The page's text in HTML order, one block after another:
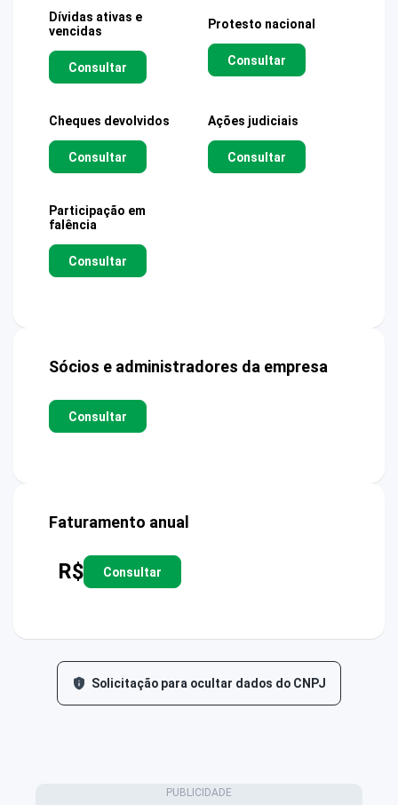
Dívidas ativas e
vencidas
Consultar
Protesto nacional
Consultar
Cheques devolvidos
Consultar
Ações judiciais
Consultar
Participação em
falência
Consultar
Sócios e administradores da empresa
Consultar
Faturamento anual
R$ Consultar
Solicitação para ocultar dados do CNPJ